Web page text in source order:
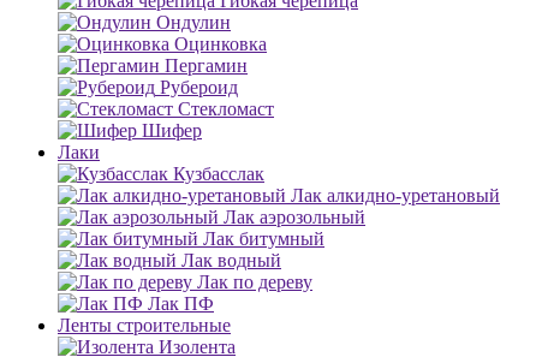
Ондулин
Оцинковка
Пергамин
Рубероид
Стекломаст
Шифер
Лаки
Кузбасслак
Лак алкидно-уретановый
Лак аэрозольный
Лак битумный
Лак водный
Лак по дереву
Лак ПФ
Ленты строительные
Изолента